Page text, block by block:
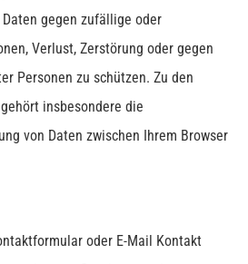
gegen zufällige oder
Verlust, Zerstörung oder gegen
Personen zu schützen. Zu den
insbesondere die
von Daten zwischen Ihrem Browser
oder E-Mail Kontakt